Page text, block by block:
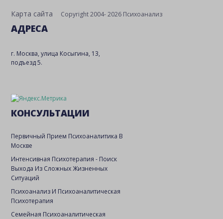
Карта сайта Copyright 2004- 2026 Психоанализ
АДРЕСА
г. Москва, улица Косыгина, 13,
подъезд 5.
КОНСУЛЬТАЦИИ
Первичный Прием Психоаналитика В
Москве
Интенсивная Психотерапия - Поиск
Выхода Из Сложных Жизненных
Ситуаций
Психоанализ И Психоаналитическая
Психотерапия
Семейная Психоаналитическая